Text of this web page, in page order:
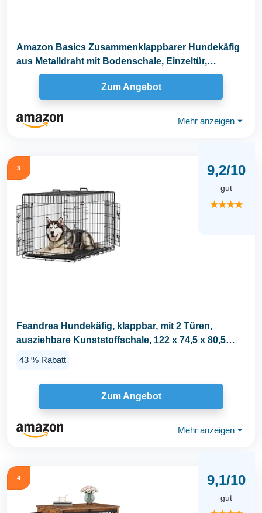
Amazon Basics Zusammenklappbarer Hundekäfig
aus Metalldraht mit Bodenschale, Einzeltür,
Schwarz, L...
Zum Angebot
Mehr anzeigen ⏷
3 9,2/10
gut
★★★★
Feandrea Hundekäfig, klappbar, mit 2 Türen,
ausziehbare Kunststoffschale, 122 x 74,5 x 80,5
43 % Rabatt
Zum Angebot
Mehr anzeigen ⏷
4 9,1/10
gut